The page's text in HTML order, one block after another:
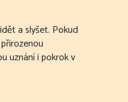
a slyšet. Pokud
uznání i pokrok v